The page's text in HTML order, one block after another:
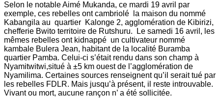
Selon le notable Aimé Mukanda, ce mardi 19 avril par
exemple, ces rebelles ont cambriolé la maison du nommé
Kabangila au quartier Kalonge 2, agglomération de Kibirizi,
chefferie Bwito territoire de Rutshuru. Le samedi 16 avril, les
mêmes rebelles ont kidnappé un cultivateur nommé
kambale Bulera Jean, habitant de la localité Buramba
quartier Pamba. Celui-ci s’était rendu dans son champ à
Nyamitwitwi,situé à ±5 km ouest de l’agglomération de
Nyamilima. Certaines sources renseignent qu’il serait tué par
les rebelles FDLR. Mais jusqu’à présent, il reste introuvable.
Vivant ou mort, aucune rançon n’ a été sollicitée.